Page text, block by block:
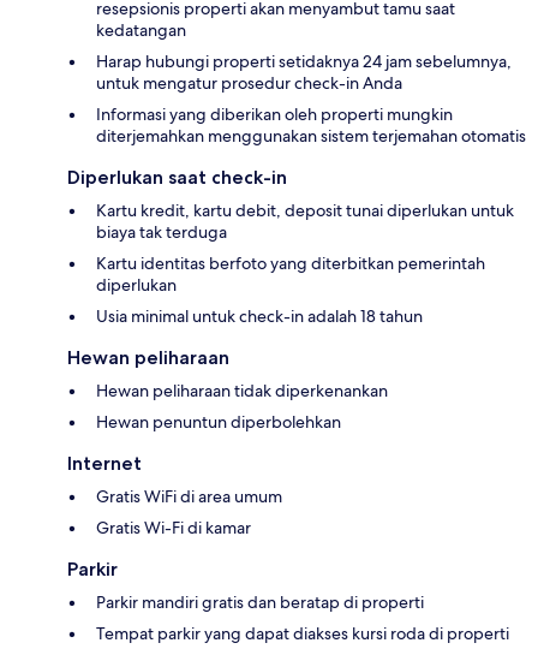
resepsionis properti akan menyambut tamu saat
kedatangan
Harap hubungi properti setidaknya 24 jam sebelumnya,
untuk mengatur prosedur check-in Anda
Informasi yang diberikan oleh properti mungkin
diterjemahkan menggunakan sistem terjemahan otomatis
Diperlukan saat check-in
Kartu kredit, kartu debit, deposit tunai diperlukan untuk
biaya tak terduga
Kartu identitas berfoto yang diterbitkan pemerintah
diperlukan
Usia minimal untuk check-in adalah 18 tahun
Hewan peliharaan
Hewan peliharaan tidak diperkenankan
Hewan penuntun diperbolehkan
Internet
Gratis WiFi di area umum
Gratis Wi-Fi di kamar
Parkir
Parkir mandiri gratis dan beratap di properti
Tempat parkir yang dapat diakses kursi roda di properti